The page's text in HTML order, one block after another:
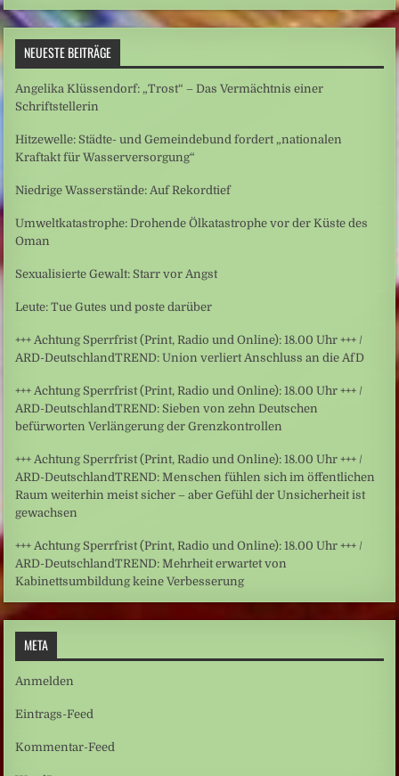
NEUESTE BEITRÄGE
Angelika Klüssendorf: „Trost“ – Das Vermächtnis einer
Schriftstellerin
Hitzewelle: Städte- und Gemeindebund fordert „nationalen
Kraftakt für Wasserversorgung“
Niedrige Wasserstände: Auf Rekordtief
Umweltkatastrophe: Drohende Ölkatastrophe vor der Küste des
Oman
Sexualisierte Gewalt: Starr vor Angst
Leute: Tue Gutes und poste darüber
+++ Achtung Sperrfrist (Print, Radio und Online): 18.00 Uhr +++ /
ARD-DeutschlandTREND: Union verliert Anschluss an die AfD
+++ Achtung Sperrfrist (Print, Radio und Online): 18.00 Uhr +++ /
ARD-DeutschlandTREND: Sieben von zehn Deutschen
befürworten Verlängerung der Grenzkontrollen
+++ Achtung Sperrfrist (Print, Radio und Online): 18.00 Uhr +++ /
ARD-DeutschlandTREND: Menschen fühlen sich im öffentlichen
Raum weiterhin meist sicher – aber Gefühl der Unsicherheit ist
gewachsen
+++ Achtung Sperrfrist (Print, Radio und Online): 18.00 Uhr +++ /
ARD-DeutschlandTREND: Mehrheit erwartet von
Kabinettsumbildung keine Verbesserung
META
Anmelden
Eintrags-Feed
Kommentar-Feed